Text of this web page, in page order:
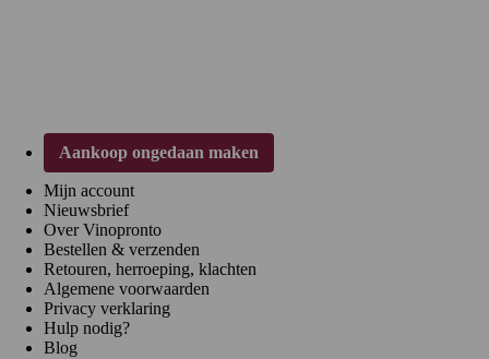
Aankoop ongedaan maken
Mijn account
Nieuwsbrief
Over Vinopronto
Bestellen & verzenden
Retouren, herroeping, klachten
Algemene voorwaarden
Privacy verklaring
Hulp nodig?
Blog